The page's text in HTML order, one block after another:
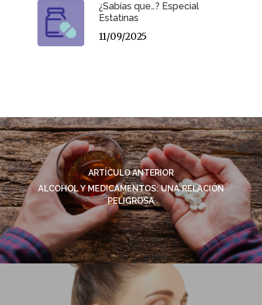
¿Sabías que…? Especial
Estatinas
11/09/2025
ARTÍCULO ANTERIOR
ALCOHOL Y MEDICAMENTOS: UNA RELACIÓN
PELIGROSA